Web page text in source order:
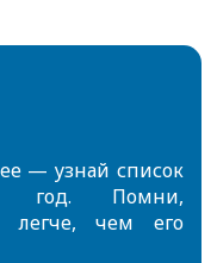
— узнай список
год. Помни,
легче, чем его